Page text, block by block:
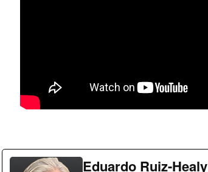
Eduardo Ruiz-Healy